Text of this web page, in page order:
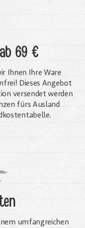
ab 69 €
Ihnen Ihre Ware
Dieses Angebot
versendet werden
fürs Ausland
umfangreichen